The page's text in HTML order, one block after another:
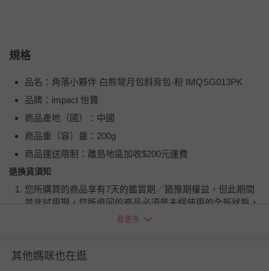
規格
品名：角落小夥伴 白熊彎月包斜背包-粉 IMQSG013PK
品牌：impact 怡寶
商品產地（國）：中國
商品重（容）量：200g
商品運送限制：離島地區加收$200元運費
退換貨須知
您所購買的商品享有7天的鑑賞期／猶豫期權益，但此期間
並非試用期，您所退回的商品必須是未經使用的全新狀態，
包含完整包裝、配件、說明文件及贈品等。
瑕疵退換貨所產生的運費，將由媽咪愛負責處理，若非瑕疵
看更多
其他媽咪也在逛